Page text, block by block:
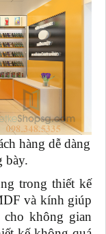
hàng dễ dàng
bày.
trong thiết kế
và kính giúp
không gian